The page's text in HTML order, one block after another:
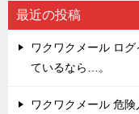
最近の投稿
ワクワクメール ロ
ているなら…。
ワクワクメール 危